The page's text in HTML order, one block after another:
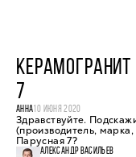
7
АННА10 ИЮНЯ 2020
Здравствуйте.
(производитель,
Парусная 7?
АЛЕКСАНДР ВАСИЛЬЕВ